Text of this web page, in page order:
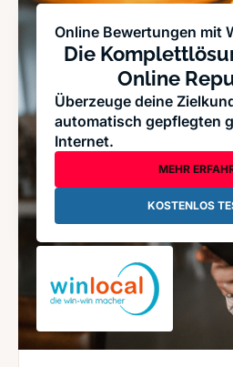
Online Bewertungen mit
Die
Online
Überzeuge deine
automatisch gepflegten
Internet.
MEHR
KOSTENLOS